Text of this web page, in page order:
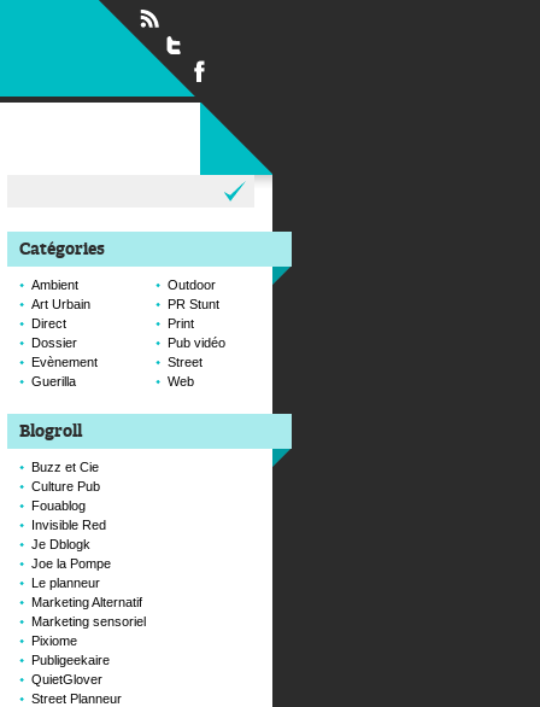
Catégories
Ambient
Art Urbain
Direct
Dossier
Evènement
Guerilla
Outdoor
PR Stunt
Print
Pub vidéo
Street
Web
Blogroll
Buzz et Cie
Culture Pub
Fouablog
Invisible Red
Je Dblogk
Joe la Pompe
Le planneur
Marketing Alternatif
Marketing sensoriel
Pixiome
Publigeekaire
QuietGlover
Street Planneur